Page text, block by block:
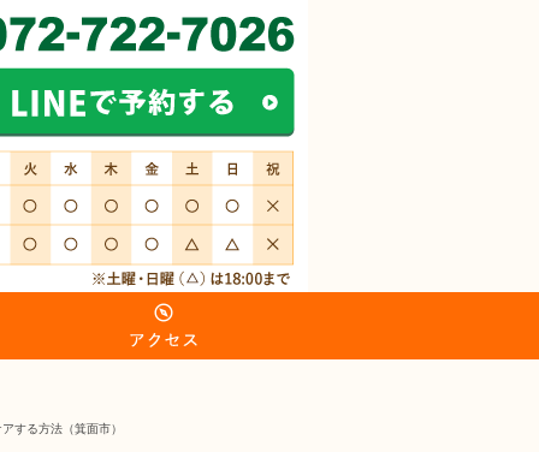
する方法（箕面市）